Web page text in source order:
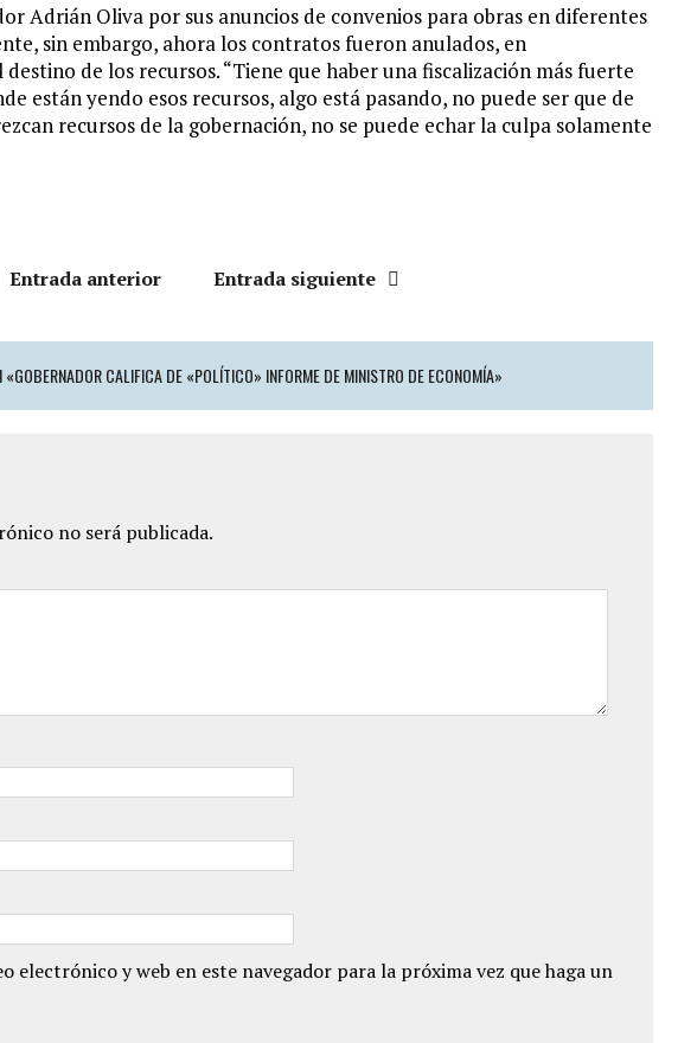
Adrián Oliva por sus anuncios de convenios para obras en diferentes
sin embargo, ahora los contratos fueron anulados, en
destino de los recursos. “Tiene que haber una fiscalización más fuerte
están yendo esos recursos, algo está pasando, no puede ser que de
recursos de la gobernación, no se puede echar la culpa solamente
Entrada anterior Entrada siguiente
«GOBERNADOR CALIFICA DE «POLÍTICO» INFORME DE MINISTRO DE ECONOMÍA»
no será publicada.
electrónico y web en este navegador para la próxima vez que haga un